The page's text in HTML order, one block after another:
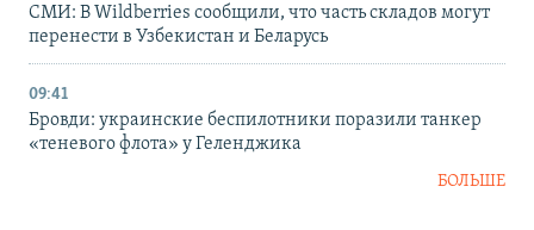
СМИ: В Wildberries сообщили, что часть складов могут
перенести в Узбекистан и Беларусь
09:41
Бровди: украинские беспилотники поразили танкер
«теневого флота» у Геленджика
БОЛЬШЕ